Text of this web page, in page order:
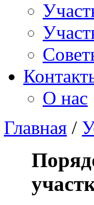
О нас
Главная /